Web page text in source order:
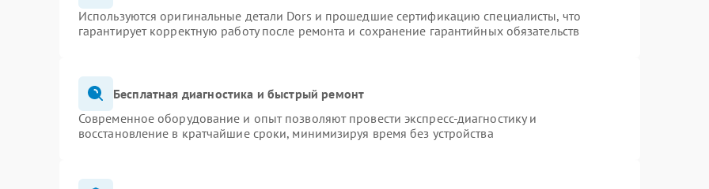
Используются оригинальные детали Dors и прошедшие сертификацию специалисты, что
гарантирует корректную работу после ремонта и сохранение гарантийных обязательств
Бесплатная диагностика и быстрый ремонт
Современное оборудование и опыт позволяют провести экспресс-диагностику и
восстановление в кратчайшие сроки, минимизируя время без устройства